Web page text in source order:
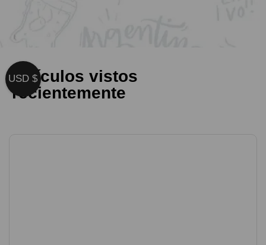
Artículos vistos
recientemente
USD $